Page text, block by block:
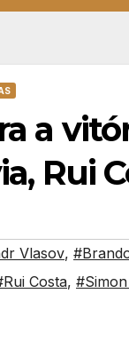
a
Rui
Vlasov,
Costa,